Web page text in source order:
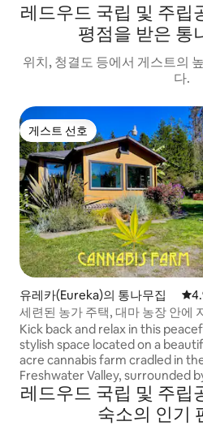
레드우드 국립 및 주립
평점을 받은 통
위치, 청결도 등에서 게스트의
다.
게스트 선호
게스트 선호
유레카(Eureka)의 통나무집 평
세련된 농가 주택, 대마 농장 안에
있어 아늑한 분위기를 자아냅니다.
Kick back and relax in this
stylish space located on a
acre cannabis farm cradled in
Freshwater Valley, surrounded
Redwood forest - and located in
Humboldt County, California - a
place infamous for it's history as
레드우드 국립 및 주립
숙소의 인기